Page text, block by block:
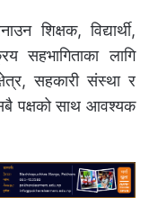
शिक्षक, विद्यार्थी,
सहभागिताका लागि
सहकारी संस्था र
पक्षको साथ आवश्यक